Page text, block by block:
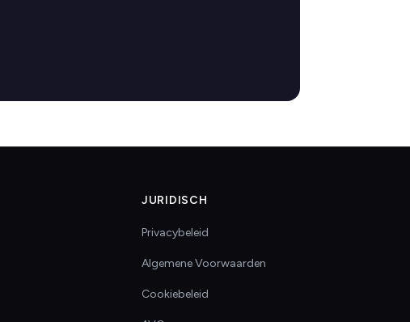
JURIDISCH
Privacybeleid
Algemene Voorwaarden
Cookiebeleid